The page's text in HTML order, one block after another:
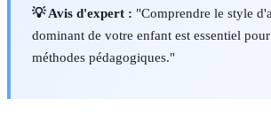
💡 Avis d'expert : "Comprendre le style
dominant de votre enfant est essentiel
méthodes pédagogiques."